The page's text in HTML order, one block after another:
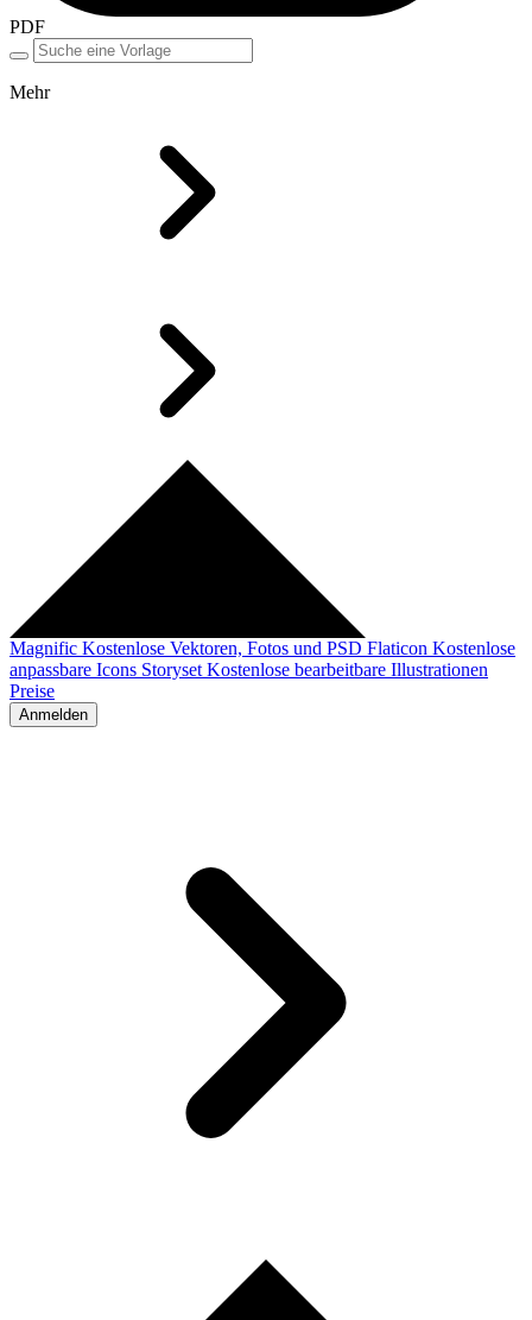
PDF
Mehr
Magnific Kostenlose Vektoren, Fotos und PSD Flaticon Kostenlose
anpassbare Icons Storyset Kostenlose bearbeitbare Illustrationen
Preise
Anmelden